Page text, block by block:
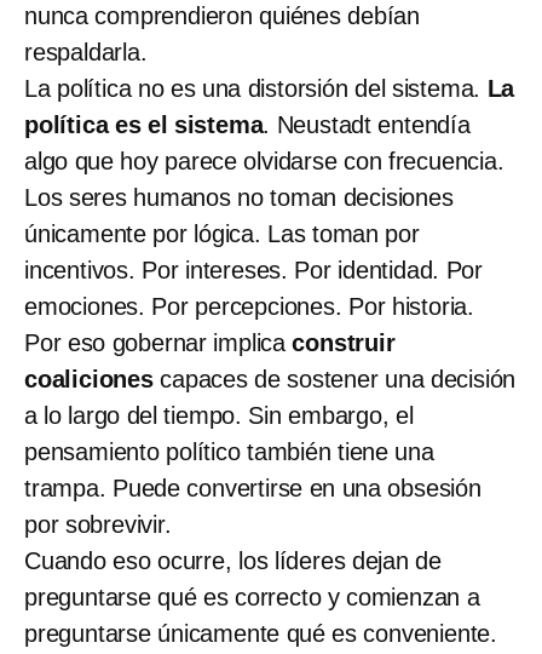
nunca comprendieron quiénes debían
respaldarla.
La política no es una distorsión del sistema. La
política es el sistema. Neustadt entendía
algo que hoy parece olvidarse con frecuencia.
Los seres humanos no toman decisiones
únicamente por lógica. Las toman por
incentivos. Por intereses. Por identidad. Por
emociones. Por percepciones. Por historia.
Por eso gobernar implicaconstruir
coalicionescapaces de sostener una decisión
a lo largo del tiempo. Sin embargo, el
pensamiento político también tiene una
trampa. Puede convertirse en una obsesión
por sobrevivir.
Cuando eso ocurre, los líderes dejan de
preguntarse qué es correcto y comienzan a
preguntarse únicamente qué es conveniente.